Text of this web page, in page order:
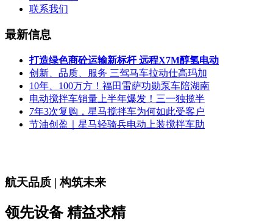
联系我们
最新信息
打造绿色商砼运输新标杆 远程X7M醇氢电动
创新、品质、服务 三驾马车拉动仕高玛加
10年、100万方！福田雷萨功勋泵车陪湖南
电动搅拌车销量上半年爆发！三一独揽半
7年3次复购，星马搅拌车为何如此受客户
节油创盈｜星马轻骑兵电动上装搅拌车助
航天品质 | 构筑未来
领先设备 精益求精